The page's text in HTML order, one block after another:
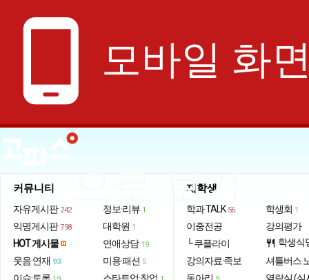
phone_android 모바일 화
으로 보기
커뮤니티
자유게시판 242
익명게시판 798
HOT 게시물
웃음·연재 93
정보·리뷰 1
대학원 1
연애상담 19
미용·패션 5
재학생
학과 TALK 56
이중전공
└ 쿠플라이
강의자료·족보
학생회 1
강의평가
restaurant 학생식
셔틀버스